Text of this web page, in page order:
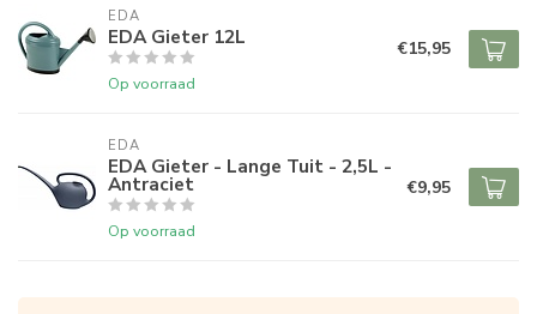
EDA
EDA Gieter 12L
Op voorraad
€15,95
EDA
EDA Gieter - Lange Tuit - 2,5L -
Antraciet
Op voorraad
€9,95